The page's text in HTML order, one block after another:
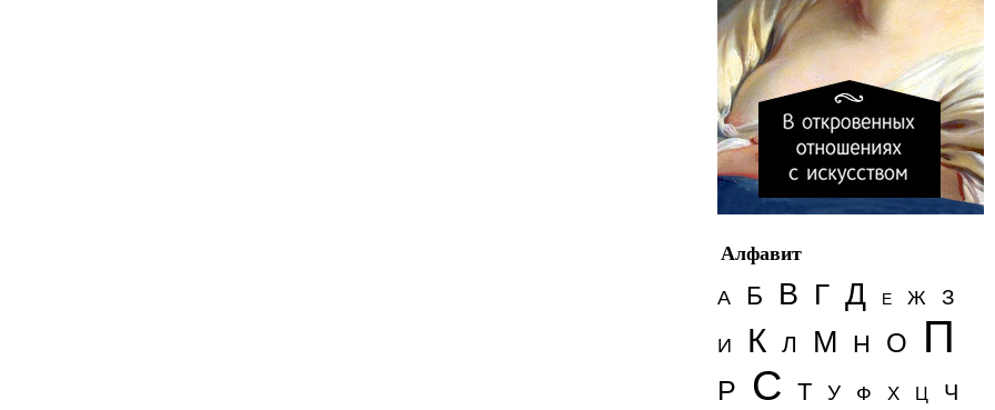
Алфавит
А
Б В Г Д Е Ж З
И К Л М Н О П
Р С Т У Ф Х Ц Ч